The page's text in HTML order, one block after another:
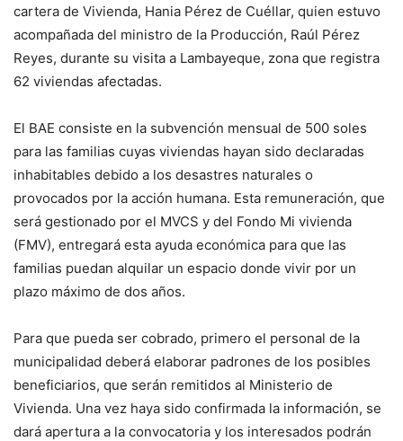
cartera de Vivienda, Hania Pérez de Cuéllar, quien estuvo
acompañada del ministro de la Producción, Raúl Pérez
Reyes, durante su visita a Lambayeque, zona que registra
62 viviendas afectadas.
El BAE consiste en la subvención mensual de 500 soles
para las familias cuyas viviendas hayan sido declaradas
inhabitables debido a los desastres naturales o
provocados por la acción humana. Esta remuneración, que
será gestionado por el MVCS y del Fondo Mi vivienda
(FMV), entregará esta ayuda económica para que las
familias puedan alquilar un espacio donde vivir por un
plazo máximo de dos años.
Para que pueda ser cobrado, primero el personal de la
municipalidad deberá elaborar padrones de los posibles
beneficiarios, que serán remitidos al Ministerio de
Vivienda. Una vez haya sido confirmada la información, se
dará apertura a la convocatoria y los interesados podrán